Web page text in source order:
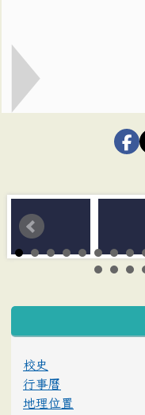
:::
校史
行事曆
地理位置